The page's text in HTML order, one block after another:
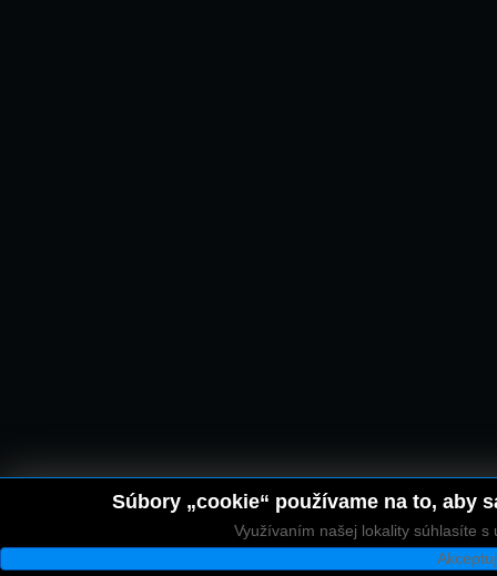
Súbory „cookie“ používame na to, aby
Využívaním našej lokality súhlasíte s